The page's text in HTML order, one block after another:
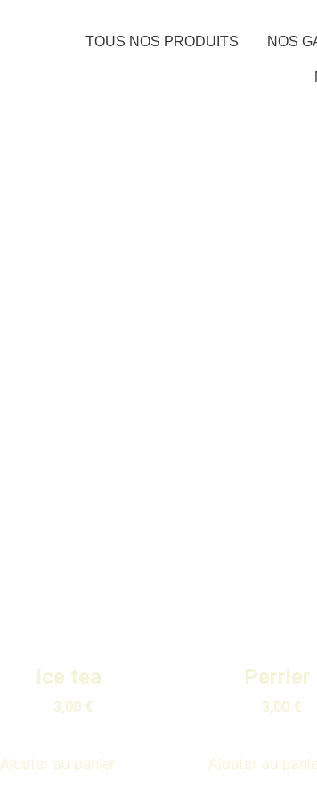
TOUS NOS PRODUITS NOS
Ice tea
3,00 €
Ajouter au panier
Perrier
3,00 €
Ajouter au